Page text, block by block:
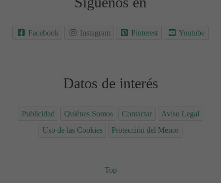
Facebook Instagram Pinterest Youtube
Datos de interés
Publicidad Quiénes Somos Contactar
Aviso Legal
Uso de las Cookies
Protección del Menor
Top